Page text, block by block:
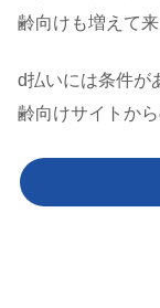
齢向けも増えて来
d払いには条件が
齢向けサイトか